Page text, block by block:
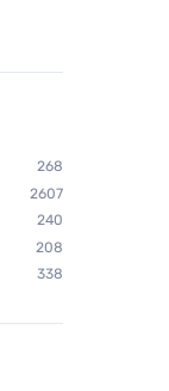
268
2607
240
208
338